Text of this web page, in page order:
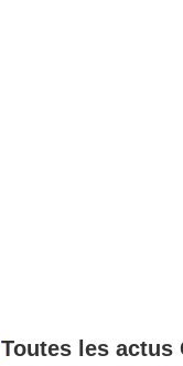
Toutes les actus